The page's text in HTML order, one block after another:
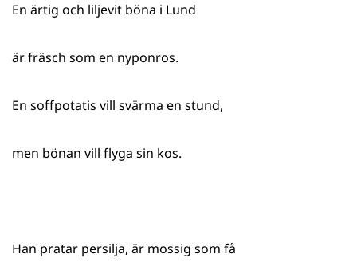
En ärtig och liljevit böna i Lund
är fräsch som en nyponros.
En soffpotatis vill svärma en stund,
men bönan vill flyga sin kos.
Han pratar persilja, är mossig som få